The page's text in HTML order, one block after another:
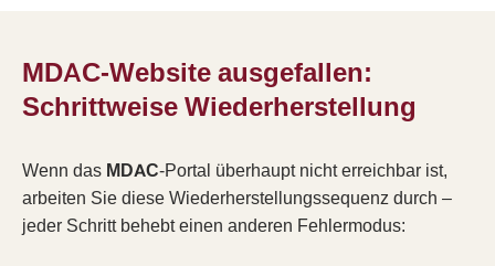
MDAC-Website ausgefallen:
Schrittweise Wiederherstellung
Wenn das MDAC-Portal überhaupt nicht erreichbar ist,
arbeiten Sie diese Wiederherstellungssequenz durch –
jeder Schritt behebt einen anderen Fehlermodus: